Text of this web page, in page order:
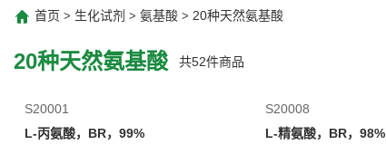
首页 > 生化试剂 > 氨基酸 > 20种天然氨基酸
20种天然氨基酸 共52件商品
S20001
L-丙氨酸，BR，99%
S20008
L-精氨酸，BR，98%